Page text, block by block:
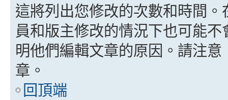
這將列出您修改的次數和時間
員和版主修改的情況下也可能
明他們編輯文章的原因。請注
章。
回頂端